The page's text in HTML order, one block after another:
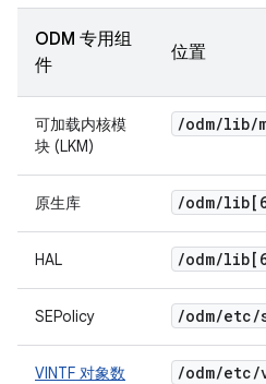
ODM 专用组
件
位置
可加载内核模
块 (LKM)
/odm/lib/
原生库 /odm/
HAL /odm/
SEPolicy /odm/etc/
VINTF 对象数
/odm/etc/